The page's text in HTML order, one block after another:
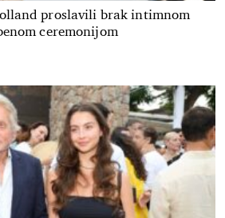
proslavili brak intimnom
ceremonijom